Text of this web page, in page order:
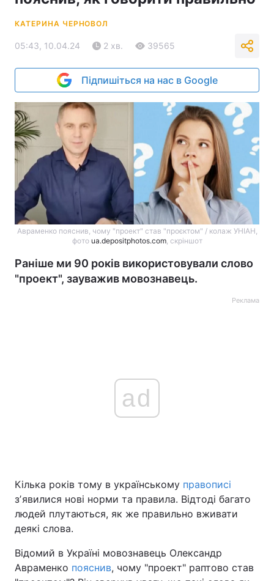
КАТЕРИНА ЧЕРНОВОЛ
05:43, 10.04.24 2 хв. 39565
Підпишіться на нас в Google
Авраменко пояснив, чому "проект" став "проєктом" / колаж УНІАН,
фото ua.depositphotos.com, скріншот
Раніше ми 90 років використовували слово
"проект", зауважив мовознавець.
Реклама
ad
Кілька років тому в українському правописі
зʼявилися нові норми та правила. Відтоді багато
людей плутаються, як же правильно вживати
деякі слова.
Відомий в Україні мовознавець Олександр
Авраменко пояснив, чому "проект" раптово став